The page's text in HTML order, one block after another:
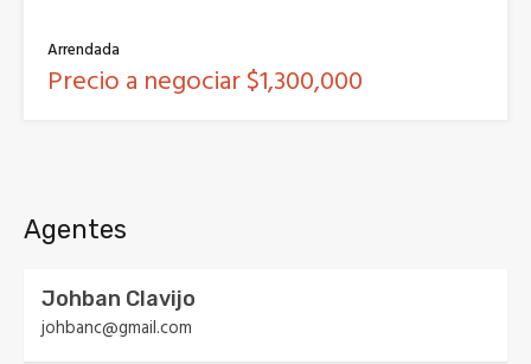
Arrendada
Precio a negociar $1,300,000
Agentes
Johban Clavijo
johbanc@gmail.com